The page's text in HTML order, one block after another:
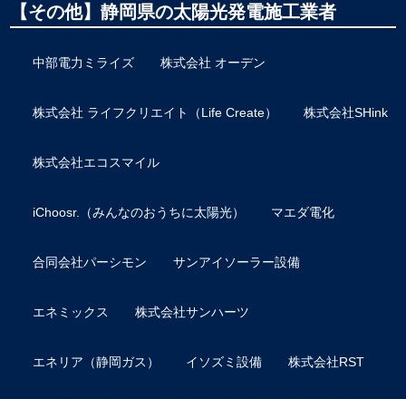
【その他】静岡県の太陽光発電施工業者
中部電力ミライズ 株式会社 オーデン
株式会社 ライフクリエイト（Life Create） 株式会社SHink
株式会社エコスマイル
iChoosr.（みんなのおうちに太陽光） マエダ電化
合同会社パーシモン サンアイソーラー設備
エネミックス 株式会社サンハーツ
エネリア（静岡ガス） イソズミ設備 株式会社RST